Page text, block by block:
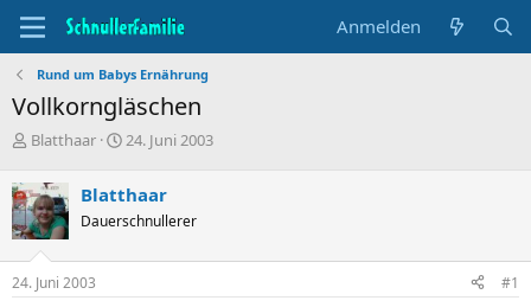
Anmelden
Rund um Babys Ernährung
Vollkorngläschen
T
e
m
e
n
s
t
Blatthaar
B
i
n
d
24. Juni 2003
Blatthaar
Dauerschnullerer
24. Juni 2003 #1